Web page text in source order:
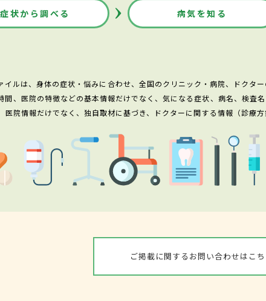
症状から調べる 病気を知る
イルは、身体の症状・悩みに合わせ、全国のクリニック・病院、ドクタ
、医院の特徴などの基本情報だけでなく、気になる症状、病名、検査
医院情報だけでなく、独自取材に基づき、ドクターに関する情報（診療
ご掲載に関するお問い合わせはこち